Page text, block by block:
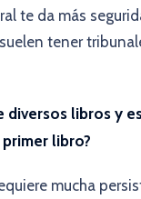
te da más
tener
libros y
libro?
mucha